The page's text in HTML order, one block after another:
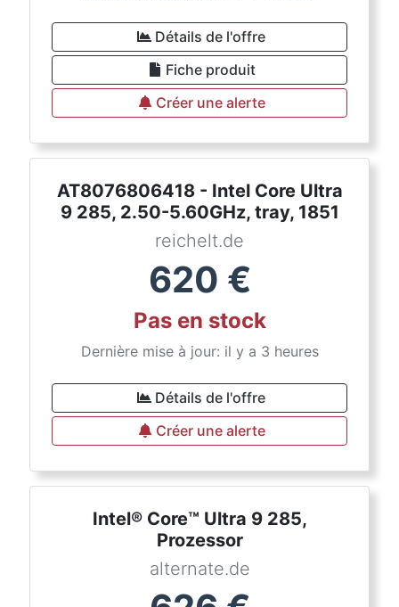
Détails de l'offre
Fiche produit
Créer une alerte
AT8076806418 - Intel Core Ultra
9 285, 2.50-5.60GHz, tray, 1851
reichelt.de
620 €
Pas en stock
Dernière mise à jour: il y a 3 heures
Détails de l'offre
Créer une alerte
Intel® Core™ Ultra 9 285,
Prozessor
alternate.de